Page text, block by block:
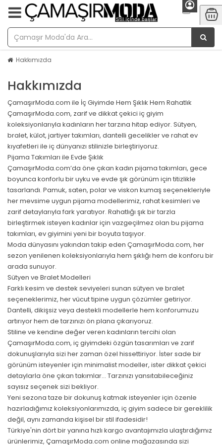
Hakkımızda
Hakkımızda
ÇamaşırModa.com ile İç Giyimde Hem Şıklık Hem Rahatlık
ÇamaşırModa.com, zarif ve dikkat çekici iç giyim
koleksiyonlarıyla kadınların her tarzına hitap ediyor. Sütyen,
bralet, külot, jartiyer takımları, dantelli gecelikler ve rahat ev
kıyafetleri ile iç dünyanızı stilinizle birleştiriyoruz.
Pijama Takımları ile Evde Şıklık
ÇamaşırModa.com’da öne çıkan kadın pijama takımları, gece
boyunca konforlu bir uyku ve evde şık görünüm için titizlikle
tasarlandı. Pamuk, saten, polar ve viskon kumaş seçenekleriyle
her mevsime uygun pijama modellerimiz, rahat kesimleri ve
zarif detaylarıyla fark yaratıyor. Rahatlığı şık bir tarzla
birleştirmek isteyen kadınlar için vazgeçilmez olan bu pijama
takımları, ev giyimini yeni bir boyuta taşıyor.
Moda dünyasını yakından takip eden ÇamaşırModa.com, her
sezon yenilenen koleksiyonlarıyla hem şıklığı hem de konforu bir
arada sunuyor.
Sütyen ve Bralet Modelleri
Farklı kesim ve destek seviyeleri sunan sütyen ve bralet
seçeneklerimiz, her vücut tipine uygun çözümler getiriyor.
Dantelli, dikişsiz veya destekli modellerle hem konforumuzu
artırıyor hem de tarzınızı ön plana çıkarıyoruz.
Stiline ve kendine değer veren kadınların tercihi olan
ÇamaşırModa.com, iç giyimdeki özgün tasarımları ve zarif
dokunuşlarıyla sizi her zaman özel hissettiriyor. İster sade bir
görünüm isteyenler için minimalist modeller, ister dikkat çekici
detaylarla öne çıkan takımlar… Tarzınızı yansıtabileceğiniz
sayısız seçenek sizi bekliyor.
Yeni sezona taze bir dokunuş katmak isteyenler için özenle
hazırladığımız koleksiyonlarımızda, iç giyim sadece bir gereklilik
değil, aynı zamanda kişisel bir stil ifadesidir!
Türkiye'nin dört bir yanına hızlı kargo avantajımızla ulaştırdığımız
ürünlerimiz, ÇamaşırModa.com online mağazasında sizi